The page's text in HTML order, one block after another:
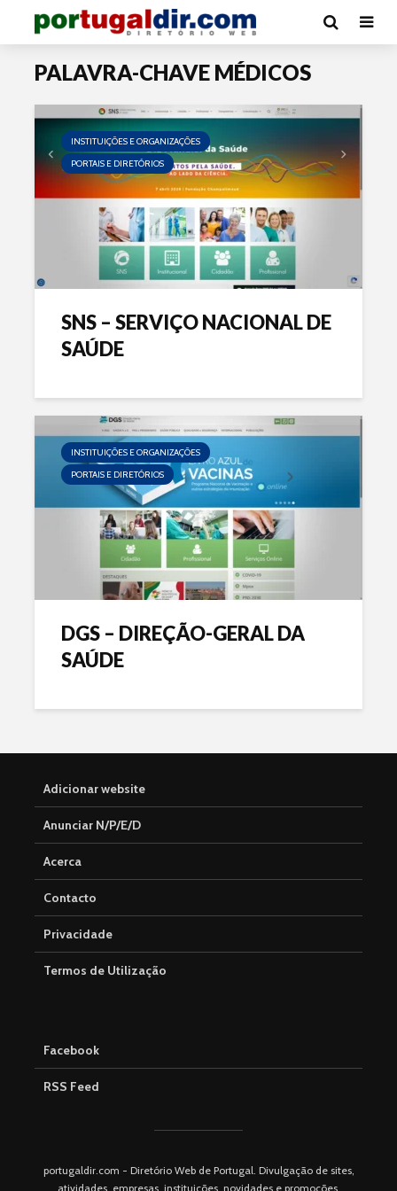
PALAVRA-CHAVE MÉDICOS
INSTITUIÇÕES E ORGANIZAÇÕES
PORTAIS E DIRETÓRIOS
SNS – SERVIÇO NACIONAL DE
SAÚDE
INSTITUIÇÕES E ORGANIZAÇÕES
PORTAIS E DIRETÓRIOS
DGS – DIREÇÃO-GERAL DA
SAÚDE
Adicionar website
Anunciar N/P/E/D
Acerca
Contacto
Privacidade
Termos de Utilização
Facebook
RSS Feed
portugaldir.com - Diretório Web de Portugal. Divulgação de sites,
atividades, empresas, instituições, novidades e promoções.